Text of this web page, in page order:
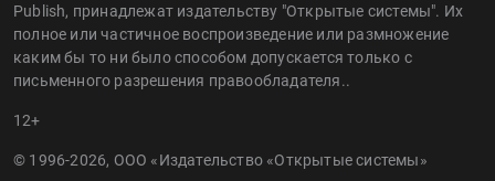
Publish, принадлежат издательству "Открытые системы". Их
полное или частичное воспроизведение или размножение
каким бы то ни было способом допускается только с
письменного разрешения правообладателя..
12+
© 1996-2026, ООО «Издательство «Открытые системы»